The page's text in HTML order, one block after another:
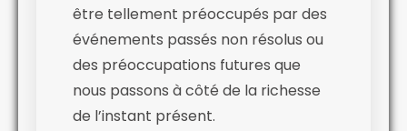
être tellement préoccupés par des
événements passés non résolus ou
des préoccupations futures que
nous passons à côté de la richesse
de l’instant présent.